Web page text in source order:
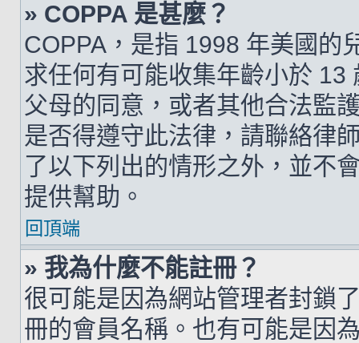
» COPPA 是甚麼？
COPPA，是指 1998 年美國的
求任何有可能收集年齡小於 13
父母的同意，或者其他合法監
是否得遵守此法律，請聯絡律
了以下列出的情形之外，並不
提供幫助。
回頂端
» 我為什麼不能註冊？
很可能是因為網站管理者封鎖
冊的會員名稱。也有可能是因